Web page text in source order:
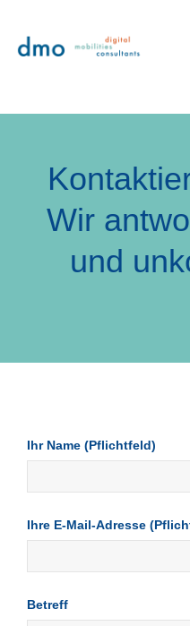
Wir
und
Ihr Name (Pflichtfeld)
Ihre E-Mail-Adresse
Betreff